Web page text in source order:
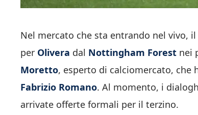
Nel mercato che sta entrando nel vivo, il
per Olivera dal Nottingham Forest nei
Moretto, esperto di calciomercato, che
Fabrizio Romano. Al momento, i
arrivate offerte formali per il terzino.